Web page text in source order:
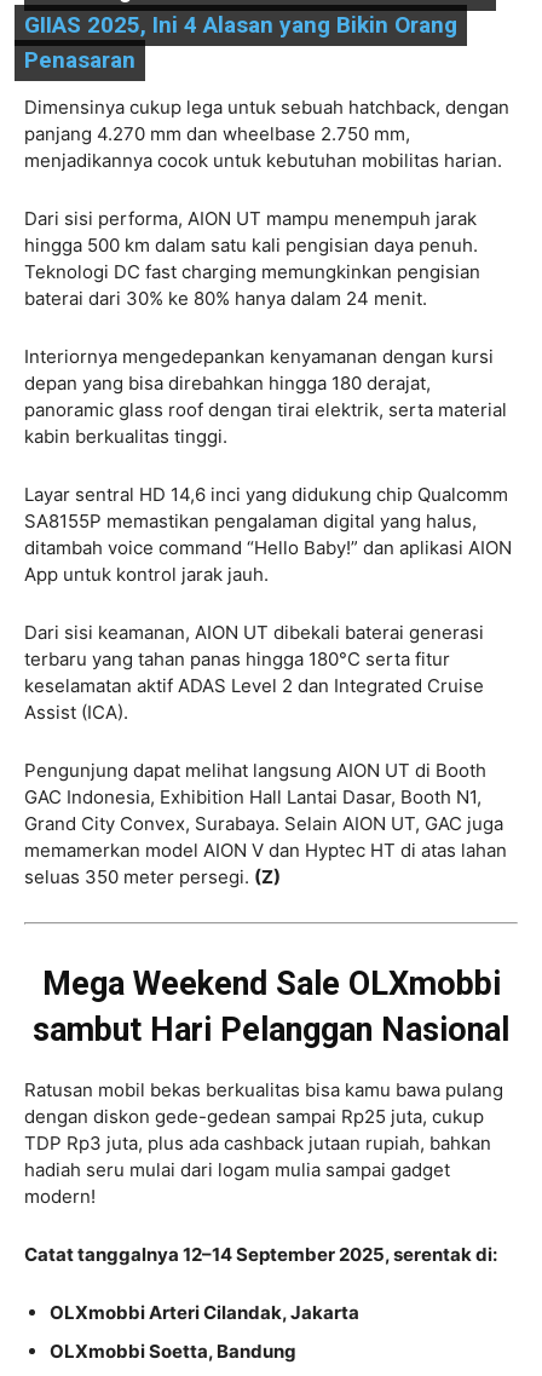
GIIAS 2025, Ini 4 Alasan yang Bikin Orang
Penasaran
Dimensinya cukup lega untuk sebuah hatchback, dengan
panjang 4.270 mm dan wheelbase 2.750 mm,
menjadikannya cocok untuk kebutuhan mobilitas harian.
Dari sisi performa, AION UT mampu menempuh jarak
hingga 500 km dalam satu kali pengisian daya penuh.
Teknologi DC fast charging memungkinkan pengisian
baterai dari 30% ke 80% hanya dalam 24 menit.
Interiornya mengedepankan kenyamanan dengan kursi
depan yang bisa direbahkan hingga 180 derajat,
panoramic glass roof dengan tirai elektrik, serta material
kabin berkualitas tinggi.
Layar sentral HD 14,6 inci yang didukung chip Qualcomm
SA8155P memastikan pengalaman digital yang halus,
ditambah voice command “Hello Baby!” dan aplikasi AION
App untuk kontrol jarak jauh.
Dari sisi keamanan, AION UT dibekali baterai generasi
terbaru yang tahan panas hingga 180°C serta fitur
keselamatan aktif ADAS Level 2 dan Integrated Cruise
Assist (ICA).
Pengunjung dapat melihat langsung AION UT di Booth
GAC Indonesia, Exhibition Hall Lantai Dasar, Booth N1,
Grand City Convex, Surabaya. Selain AION UT, GAC juga
memamerkan model AION V dan Hyptec HT di atas lahan
seluas 350 meter persegi. (Z)
Mega Weekend Sale OLXmobbi
sambut Hari Pelanggan Nasional
Ratusan mobil bekas berkualitas bisa kamu bawa pulang
dengan diskon gede-gedean sampai Rp25 juta, cukup
TDP Rp3 juta, plus ada cashback jutaan rupiah, bahkan
hadiah seru mulai dari logam mulia sampai gadget
modern!
Catat tanggalnya 12–14 September 2025, serentak di:
OLXmobbi Arteri Cilandak, Jakarta
OLXmobbi Soetta, Bandung